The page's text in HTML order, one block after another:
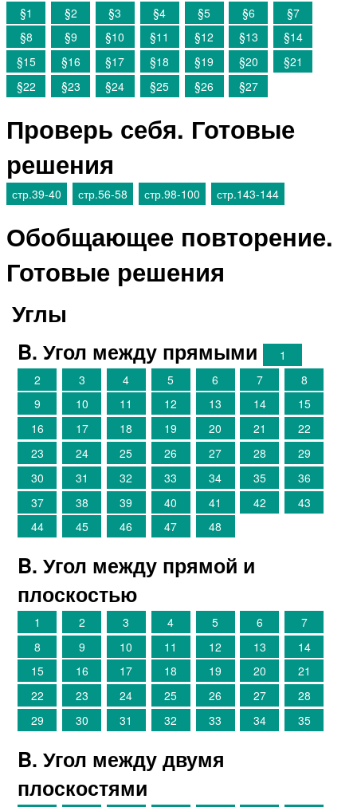
§1 §2 §3 §4 §5 §6
§7
§8
§9 §10 §11 §12 §13
§14
§15
§16 §17 §18 §19 §20
§21
§22
§23 §24 §25 §26 §27
Проверь себя. Готовые
решения
стр.39-40 стр.56-58 стр.98-100 стр.143-144
Обобщающее повторение.
Готовые решения
Углы
B. Угол между прямыми
1
2
3 4 5 6 7
8
9
10 11 12 13 14
15
16
17 18 19 20 21
22
23
24 25 26 27 28
29
30
31 32 33 34 35
36
37
38 39 40 41 42
43
44
45 46 47 48
B. Угол между прямой и
плоскостью
1 2 3 4 5 6
7
8
9 10 11 12 13
14
15
16 17 18 19 20
21
22
23 24 25 26 27
28
29
30 31 32 33 34 35
B. Угол между двумя
плоскостями